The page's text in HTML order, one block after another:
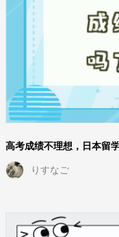
高考成绩不理想，日本留
りすなご